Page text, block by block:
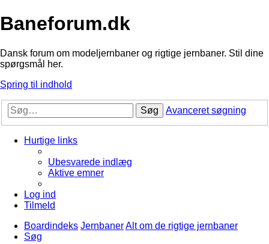
Baneforum.dk
Dansk forum om modeljernbaner og rigtige jernbaner. Stil dine
spørgsmål her.
Spring til indhold
Søg Avanceret søgning
Hurtige links
Ubesvarede indlæg
Aktive emner
Log ind
Tilmeld
Boardindeks JernbanerAlt om de rigtige jernbaner
Søg